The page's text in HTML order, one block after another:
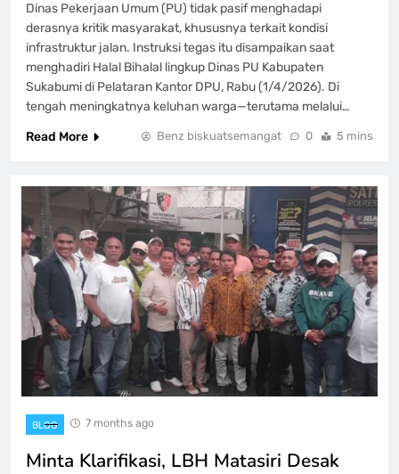
Dinas Pekerjaan Umum (PU) tidak pasif menghadapi
derasnya kritik masyarakat, khususnya terkait kondisi
infrastruktur jalan. Instruksi tegas itu disampaikan saat
menghadiri Halal Bihalal lingkup Dinas PU Kabupaten
Sukabumi di Pelataran Kantor DPU, Rabu (1/4/2026). Di
tengah meningkatnya keluhan warga—terutama melalui…
Read More
Benz biskuatsemangat 0 5 mins
BLOG 7 months ago
Minta Klarifikasi, LBH Matasiri Desak